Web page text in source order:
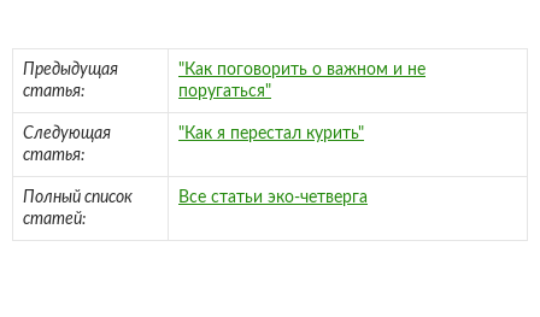
Предыдущая
статья:
"Как поговорить о важном и не
поругаться"
Следующая
статья:
"Как я перестал курить"
Полный список
статей:
Все статьи эко-четверга